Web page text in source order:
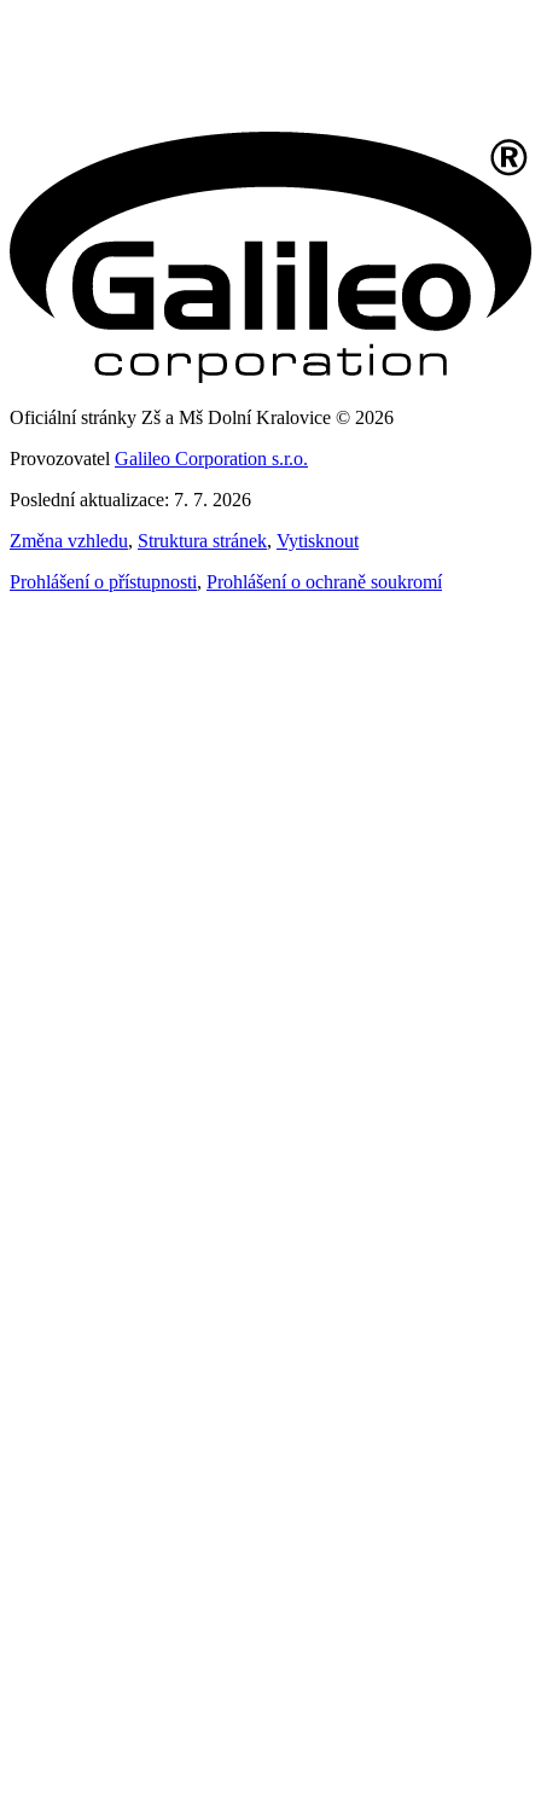
Oficiální stránky Zš a Mš Dolní Kralovice © 2026
Provozovatel Galileo Corporation s.r.o.
Poslední aktualizace: 7. 7. 2026
Změna vzhledu, Struktura stránek, Vytisknout
Prohlášení o přístupnosti, Prohlášení o ochraně soukromí